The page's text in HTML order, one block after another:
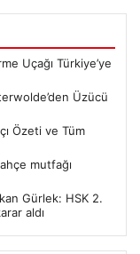
Uçağı Türkiye’ye
Üzücü
Özeti ve Tüm
mutfağı
Gürlek: HSK 2.
aldı